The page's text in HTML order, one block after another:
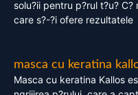
solu?ii pentru p?rul t?u?
care s?-?i ofere rezultatele
masca cu keratina
Masca cu keratina Kallos